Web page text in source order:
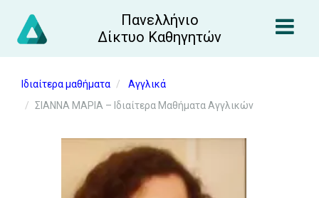
Πανελλήνιο
Δίκτυο Καθηγητών
Ιδιαίτερα μαθήματα
Αγγλικά
ΣΙΑΝΝΑ ΜΑΡΙΑ – Ιδιαίτερα Μαθήματα Αγγλικών